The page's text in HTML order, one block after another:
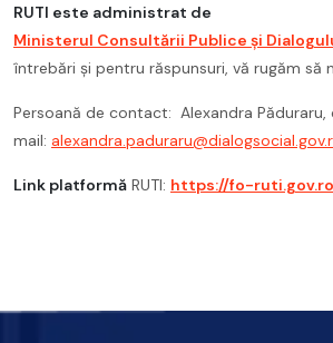
RUTI este administrat de
Ministerul Consultării Publice și
întrebări și pentru răspunsuri, vă rugăm să
Persoană de contact: Alexandra Păduraru,
mail:
Link platformă RUTI: https://fo-ruti.gov.ro